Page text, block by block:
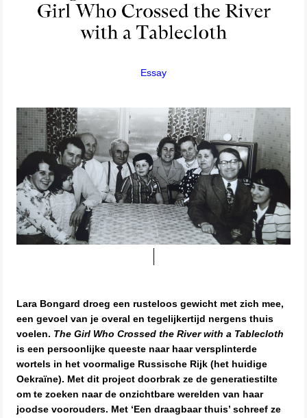
Essay
Lara Bongard droeg een rusteloos gewicht met zich mee,
een gevoel van je overal en tegelijkertijd nergens thuis
voelen. The Girl Who Crossed the River with a Tablecloth
is een persoonlijke queeste naar haar versplinterde
wortels in het voormalige Russische Rijk (het huidige
Oekraïne). Met dit project doorbrak ze de generatiestilte
om te zoeken naar de onzichtbare werelden van haar
joodse voorouders. Met ‘Een draagbaar thuis’ schreef ze